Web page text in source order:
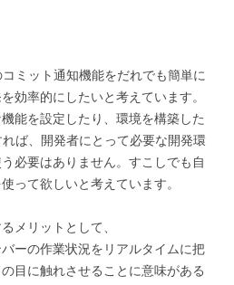
ミット通知機能をだれでも簡単に
効率的にしたいと考えています。
能を設定したり、環境を構築した
ば、開発者にとって必要な開発環
必要はありません。すこしでも自
って欲しいと考えています。
メリットとして、
ーの作業状況をリアルタイムに把
目に触れさせることに意味がある